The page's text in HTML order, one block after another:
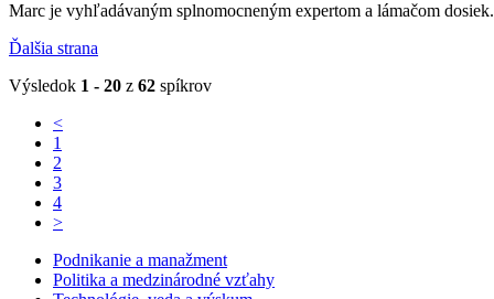
Marc je vyhľadávaným splnomocneným expertom a lámačom
Ďalšia strana
Výsledok 1 - 20 z 62 spíkrov
<
1
2
3
4
>
Podnikanie a manažment
Politika a medzinárodné vzťahy